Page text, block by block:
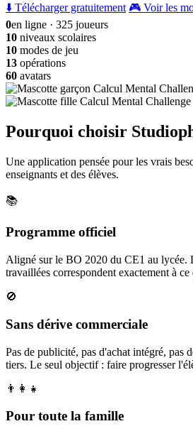
⬇️ Télécharger gratuitement 🎮 Voir les
0en ligne · 325 joueurs
10 niveaux scolaires
10 modes de jeu
13 opérations
60 avatars
Pourquoi choisir
Une application pensée pour les vrais
enseignants et des élèves.
📚
Programme officiel
Aligné sur le BO 2020 du CE1 au lycée.
travaillées correspondent exactement à ce
🚫
Sans dérive commerciale
Pas de publicité, pas d'achat intégré, pas
tiers. Le seul objectif : faire progresser
👨‍👩‍👧
Pour toute la famille